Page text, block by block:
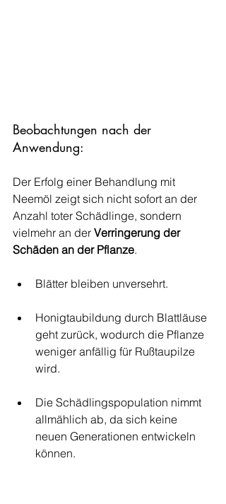
Beobachtungen nach der
Anwendung:
Der Erfolg einer Behandlung mit
Neemöl zeigt sich nicht sofort an der
Anzahl toter Schädlinge, sondern
vielmehr an der Verringerung der
Schäden an der Pflanze.
Blätter bleiben unversehrt.
Honigtaubildung durch Blattläuse
geht zurück, wodurch die Pflanze
weniger anfällig für Rußtaupilze
wird.
Die Schädlingspopulation nimmt
allmählich ab, da sich keine
neuen Generationen entwickeln
können.